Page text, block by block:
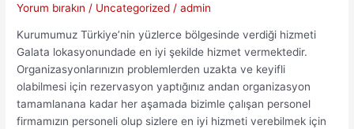
Yorum bırakın / Uncategorized /admin
Kurumumuz Türkiye’nin yüzlerce bölgesinde verdiği hizmeti
Galata lokasyonundade en iyi şekilde hizmet vermektedir.
Organizasyonlarınızın problemlerden uzakta ve keyifli
olabilmesi için rezervasyon yaptığınız andan organizasyon
tamamlanana kadar her aşamada bizimle çalışan personel
firmamızın personeli olup sizlere en iyi hizmeti verebilmek için